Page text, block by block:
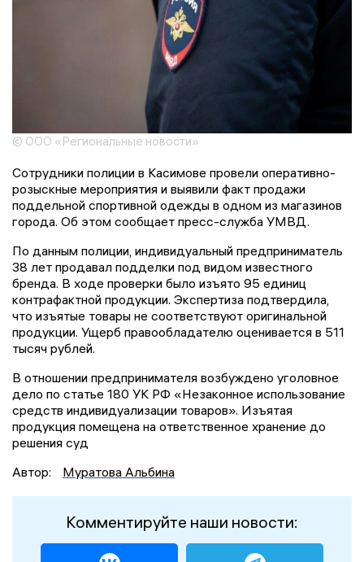
© ООО «Региональные новости»
Сотрудники полиции в Касимове провели оперативно-
розыскные мероприятия и выявили факт продажи
поддельной спортивной одежды в одном из магазинов
города. Об этом сообщает пресс-служба УМВД.
По данным полиции, индивидуальный предприниматель
38 лет продавал подделки под видом известного
бренда. В ходе проверки было изъято 95 единиц
контрафактной продукции. Экспертиза подтвердила,
что изъятые товары не соответствуют оригинальной
продукции. Ущерб правообладателю оценивается в 511
тысяч рублей.
В отношении предпринимателя возбуждено уголовное
дело по статье 180 УК РФ «Незаконное использование
средств индивидуализации товаров». Изъятая
продукция помещена на ответственное хранение до
решения суд
Автор:
Муратова Альбина
Комментируйте наши новости: